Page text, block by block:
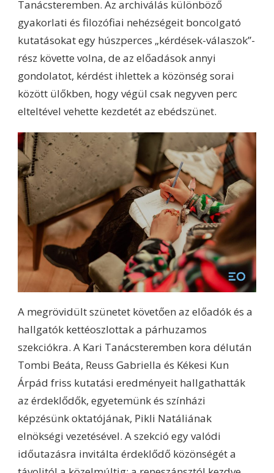
Tanácsteremben. Az archiválás különböző
gyakorlati és filozófiai nehézségeit boncolgató
kutatásokat egy húszperces „kérdések-válaszok”-
rész követte volna, de az előadások annyi
gondolatot, kérdést ihlettek a közönség sorai
között ülőkben, hogy végül csak negyven perc
elteltével vehette kezdetét az ebédszünet.
A megrövidült szünetet követően az előadók és a
hallgatók kettéoszlottak a párhuzamos
szekciókra. A Kari Tanácsteremben kora délután
Tombi Beáta, Reuss Gabriella és Kékesi Kun
Árpád friss kutatási eredményeit hallgathatták
az érdeklődők, egyetemünk és színházi
képzésünk oktatójának, Pikli Natáliának
elnökségi vezetésével. A szekció egy valódi
időutazásra invitálta érdeklődő közönségét a